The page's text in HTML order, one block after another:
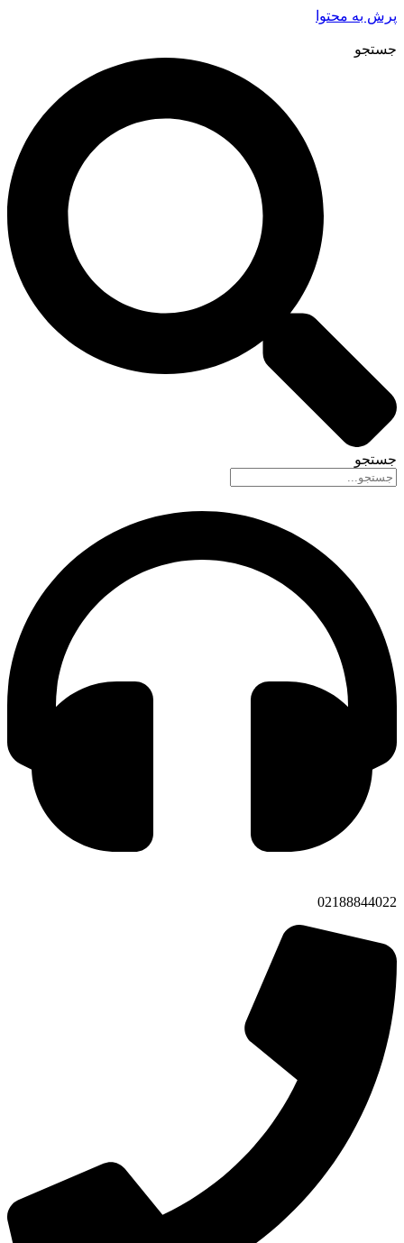
پرش به محتوا
جستجو
جستجو
02188844022